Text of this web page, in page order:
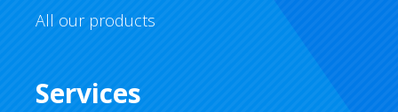
All our products
Services